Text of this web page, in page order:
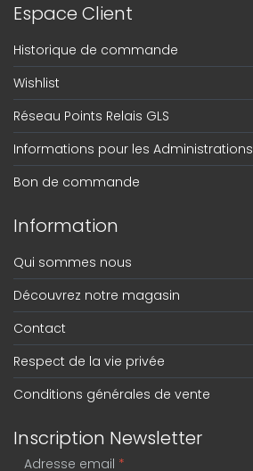
Espace Client
Historique de commande
Wishlist
Réseau Points Relais GLS
Informations pour les Administrations
Bon de commande
Information
Qui sommes nous
Découvrez notre magasin
Contact
Respect de la vie privée
Conditions générales de vente
Inscription Newsletter
Adresse email *